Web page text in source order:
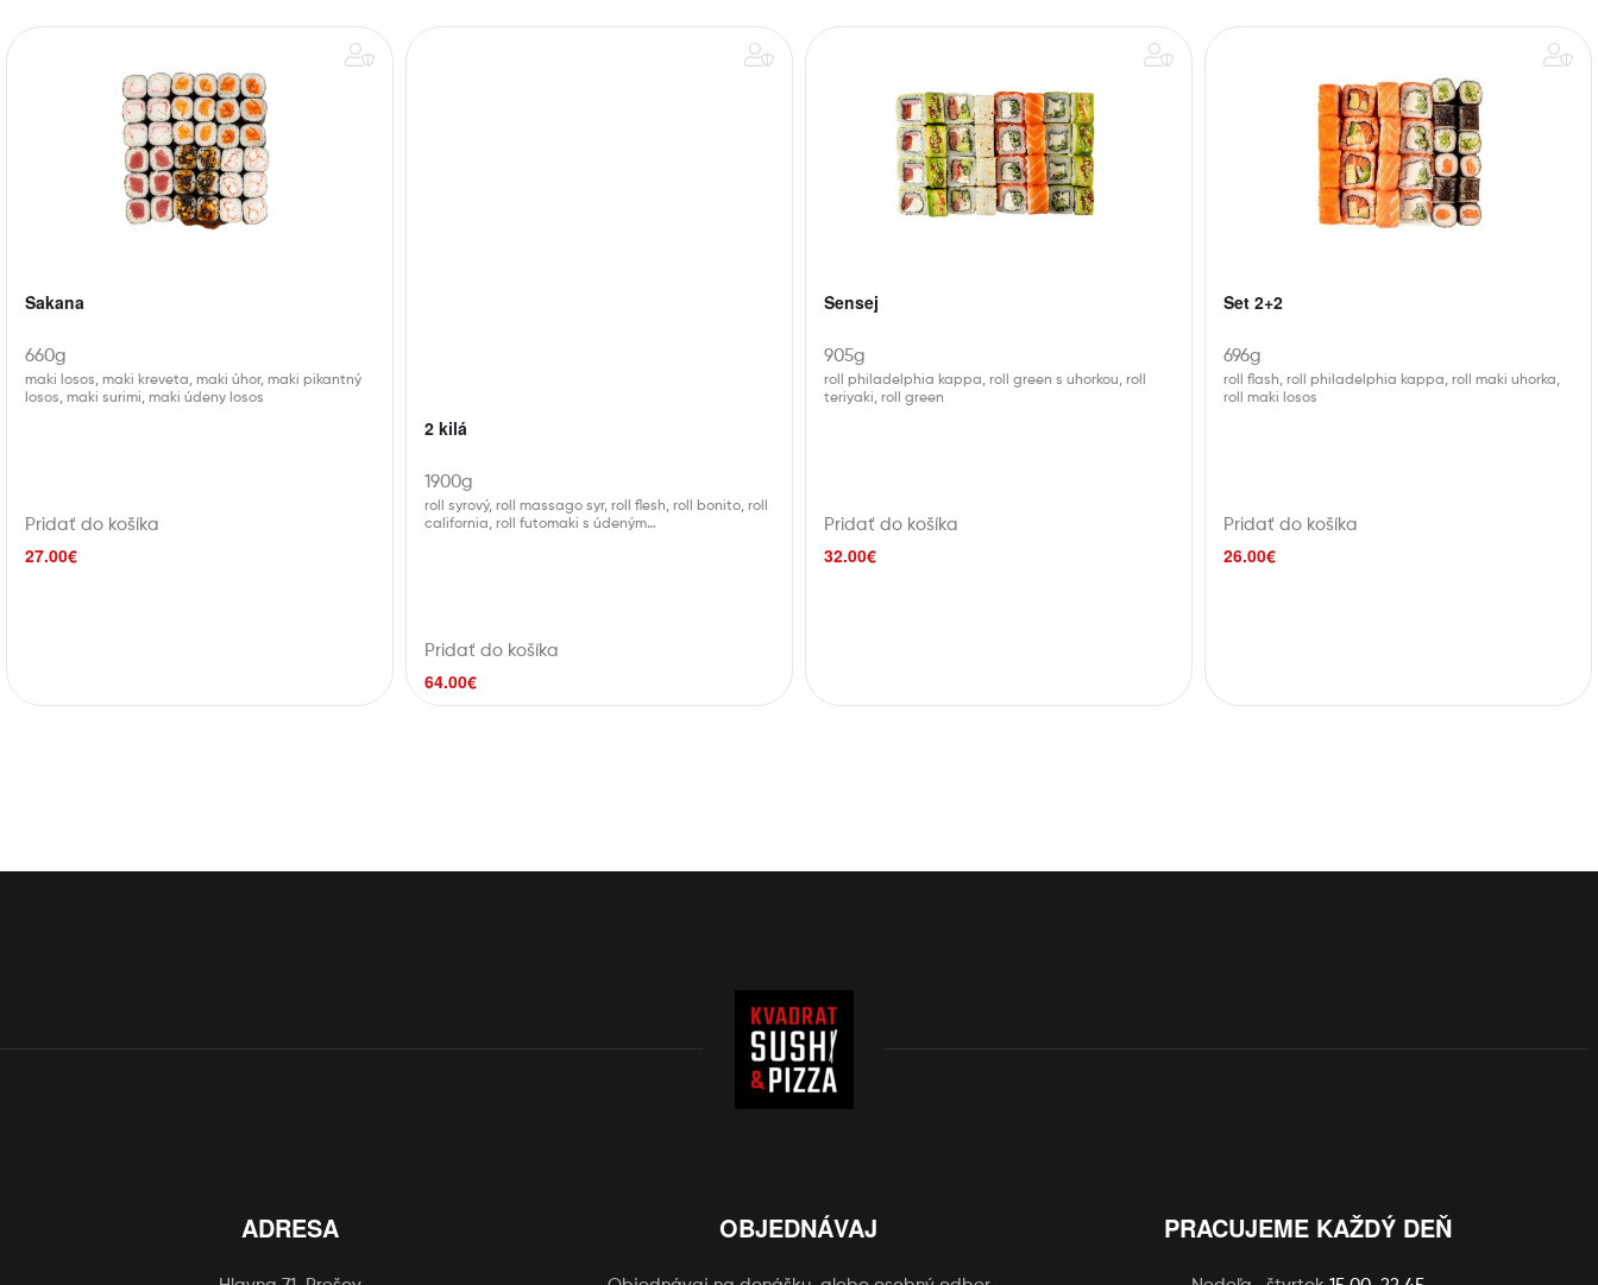
Sakana
660g
maki losos, maki kreveta, maki úhor, maki pikantný
losos, maki surimi, maki údeny losos
Pridať do košíka
27.00€
2 kilá
1900g
roll syrový, roll massago syr, roll flesh, roll bonito, roll
california, roll futomaki s údeným…
Pridať do košíka
64.00€
Sensej
905g
roll philadelphia kappa, roll green s uhorkou, roll
teriyaki, roll green
Pridať do košíka
32.00€
Set 2+2
696g
roll flash, roll philadelphia kappa, roll maki uhorka,
roll maki losos
Pridať do košíka
26.00€
ADRESA OBJEDNÁVAJ PRACUJEME KAŽDÝ DEŇ